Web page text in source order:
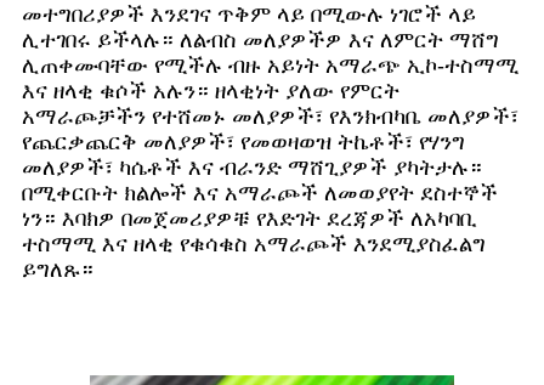
መተግበሪያዎች እንደገና ጥቅም ላይ በሚውሉ ነገሮች ላይ
ሊተገበሩ ይችላሉ። ለልብስ መለያዎችዎ እና ለምርት ማሸግ
ሊጠቀሙባቸው የሚችሉ ብዙ አይነት አማራጭ ኢኮ-ተስማሚ
እና ዘላቂ ቁሶች አሉን። ዘላቂነት ያለው የምርት
አማራጮቻችን የተሸመኑ መለያዎች፣ የእንክብካቤ መለያዎች፣
የጨርቃጨርቅ መለያዎች፣ የመወዛወዝ ትኬቶች፣ የሃንግ
መለያዎች፣ ካሴቶች እና ብራንድ ማሸጊያዎች ያካትታሉ።
በሚቀርቡት ክልሎች እና አማራጮች ለመወያየት ደስተኞች
ነን። እባክዎ በመጀመሪያዎቹ የእድገት ደረጃዎች ለአካባቢ
ተስማሚ እና ዘላቂ የቁሳቁስ አማራጮች እንደሚያስፈልግ
ይግለጹ።